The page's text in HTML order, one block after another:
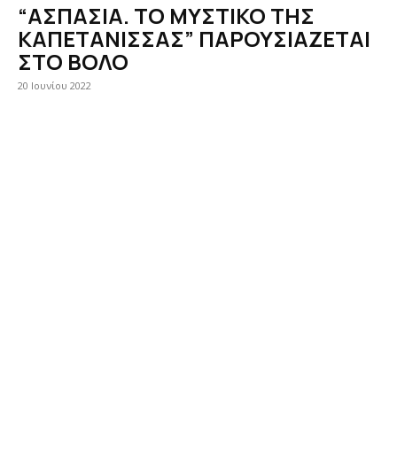
“ΑΣΠΑΣΙΑ. ΤΟ ΜΥΣΤΙΚΟ ΤΗΣ
ΚΑΠΕΤΑΝΙΣΣΑΣ” ΠΑΡΟΥΣΙΑΖΕΤΑΙ
ΣΤΟ ΒΟΛΟ
20 Ιουνίου 2022